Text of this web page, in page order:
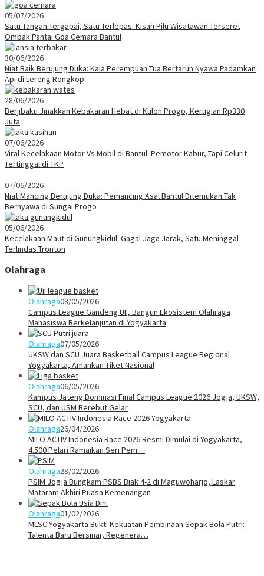
05/07/2026
Satu Tangan Tergapai, Satu Terlepas: Kisah Pilu Wisatawan Terseret
Ombak Pantai Goa Cemara Bantul
30/06/2026
Niat Baik Berujung Duka: Kala Perempuan Tua Bertaruh Nyawa Padamkan
Api di Lereng Rongkop
28/06/2026
Berjibaku Jinakkan Kebakaran Hebat di Kulon Progo, Kerugian Rp330
Juta
07/06/2026
Viral Kecelakaan Motor Vs Mobil di Bantul: Pemotor Kabur, Tapi Celurit
Tertinggal di TKP
07/06/2026
Niat Mancing Berujung Duka: Pemancing Asal Bantul Ditemukan Tak
Bernyawa di Sungai Progo
05/06/2026
Kecelakaan Maut di Gunungkidul: Gagal Jaga Jarak, Satu Meninggal
Terlindas Tronton
Olahraga
Olahraga08/05/2026
Campus League Gandeng UII, Bangun Ekosistem Olahraga
Mahasiswa Berkelanjutan di Yogyakarta
Olahraga07/05/2026
UKSW dan SCU Juara Basketball Campus League Regional
Yogyakarta, Amankan Tiket Nasional
Olahraga06/05/2026
Kampus Jateng Dominasi Final Campus League 2026 Jogja, UKSW,
SCU, dan USM Berebut Gelar
Olahraga26/04/2026
MILO ACTIV Indonesia Race 2026 Resmi Dimulai di Yogyakarta,
4.500 Pelari Ramaikan Seri Pem…
Olahraga28/02/2026
PSIM Jogja Bungkam PSBS Biak 4-2 di Maguwoharjo, Laskar
Mataram Akhiri Puasa Kemenangan
Olahraga01/02/2026
MLSC Yogyakarta Bukti Kekuatan Pembinaan Sepak Bola Putri:
Talenta Baru Bersinar, Regenera…